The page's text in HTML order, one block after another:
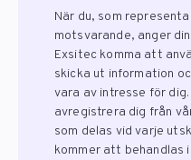
När du, som
motsvarande, anger
Exsitec komma att
skicka ut information
vara av intresse för dig.
avregistrera dig från
som delas vid varje
kommer att behandlas